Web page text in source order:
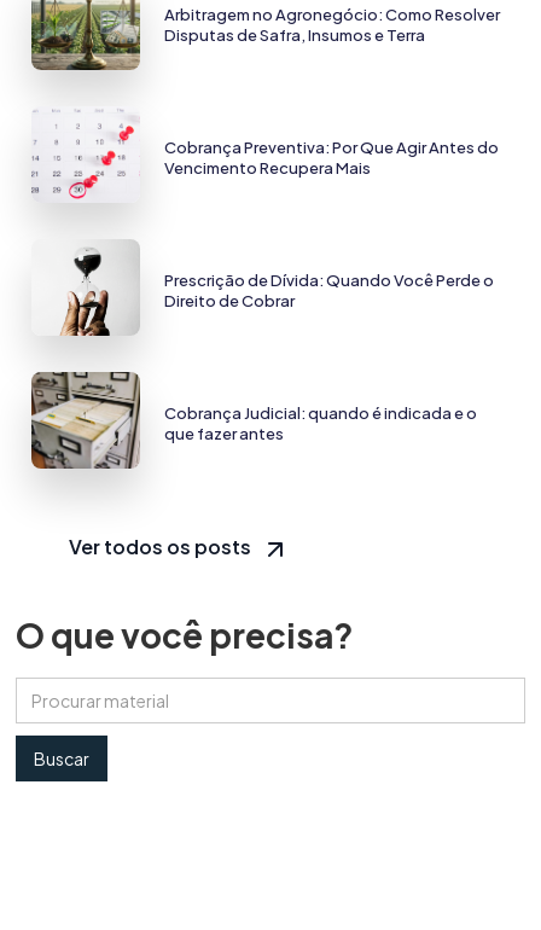
Arbitragem no Agronegócio: Como Resolver
Disputas de Safra, Insumos e Terra
Cobrança Preventiva: Por Que Agir Antes do
Vencimento Recupera Mais
Prescrição de Dívida: Quando Você Perde o
Direito de Cobrar
Cobrança Judicial: quando é indicada e o
que fazer antes
Ver todos os posts
O que você precisa?